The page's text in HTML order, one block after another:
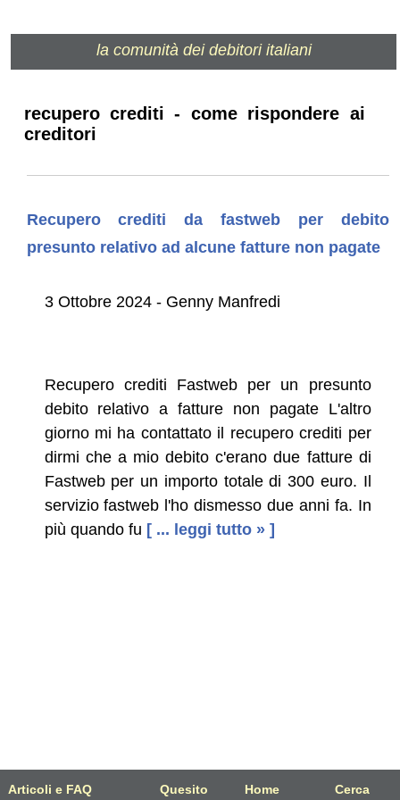
la comunità dei debitori italiani
Articoli e FAQ Quesito Home Cerca
recupero crediti - come rispondere ai
creditori
Recupero crediti da fastweb per debito
presunto relativo ad alcune fatture non pagate
3 Ottobre 2024 - Genny Manfredi
Recupero crediti Fastweb per un presunto
debito relativo a fatture non pagate L'altro
giorno mi ha contattato il recupero crediti per
dirmi che a mio debito c'erano due fatture di
Fastweb per un importo totale di 300 euro. Il
servizio fastweb l'ho dismesso due anni fa. In
più quando fu [ ... leggi tutto » ]